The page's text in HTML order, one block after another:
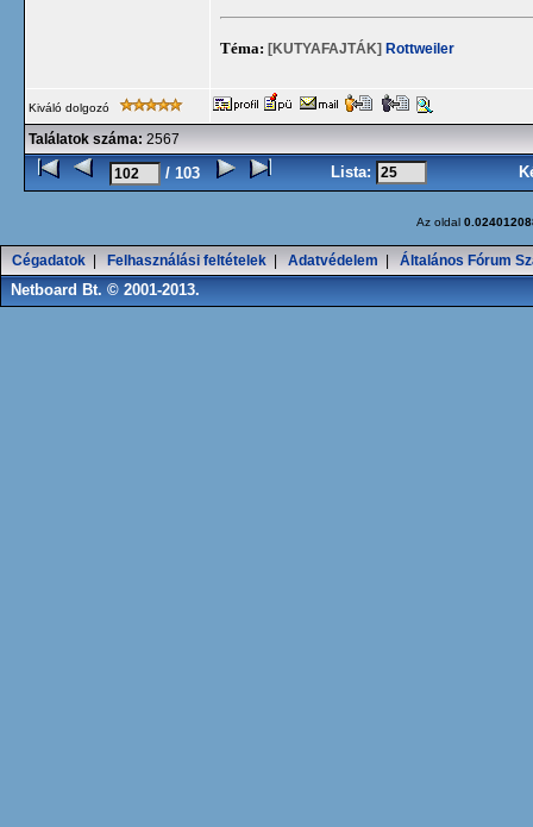
Téma: [KUTYAFAJTÁK] Rottweiler
Kiváló dolgozó
Találatok száma: 2567
/ 103 Lista:
Az oldal
Cégadatok Felhasználási feltételek Adatvédelem Általános Fórum
Netboard Bt. © 2001-2013.